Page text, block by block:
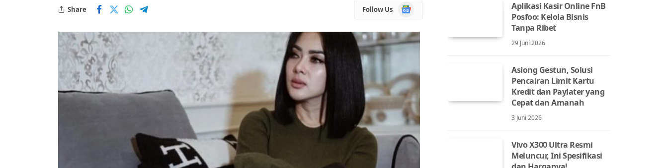
Share Follow Us
Google
News
Aplikasi Kasir Online FnB
Posfoo: Kelola Bisnis
Tanpa Ribet
29 Juni 2026
Asiong Gestun, Solusi
Pencairan Limit Kartu
Kredit dan Paylater yang
Cepat dan Amanah
3 Juni 2026
Vivo X300 Ultra Resmi
Meluncur, Ini Spesifikasi